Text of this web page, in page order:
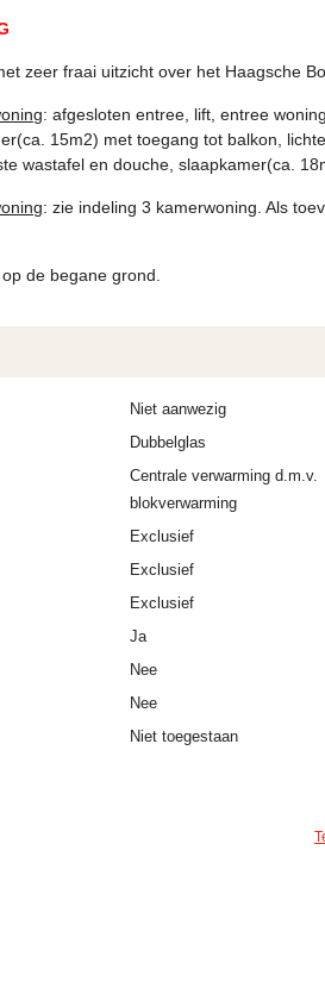
zeer fraai uitzicht over het Haagsche
: afgesloten entree, lift, entree
15m2) met toegang tot balkon,
wastafel en douche, slaapkamer(ca.
: zie indeling 3 kamerwoning. Als
de begane grond.
Niet aanwezig
Dubbelglas
Centrale verwarming d.m.v.
blokverwarming
Exclusief
Exclusief
Exclusief
Ja
Nee
Nee
Niet toegestaan